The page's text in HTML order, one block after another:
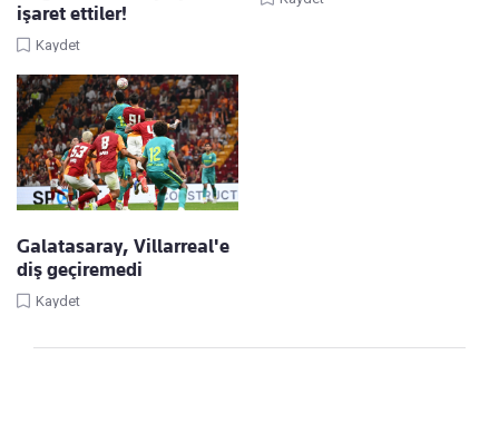
işaret ettiler!
Kaydet
Galatasaray, Villarreal'e
diş geçiremedi
Kaydet